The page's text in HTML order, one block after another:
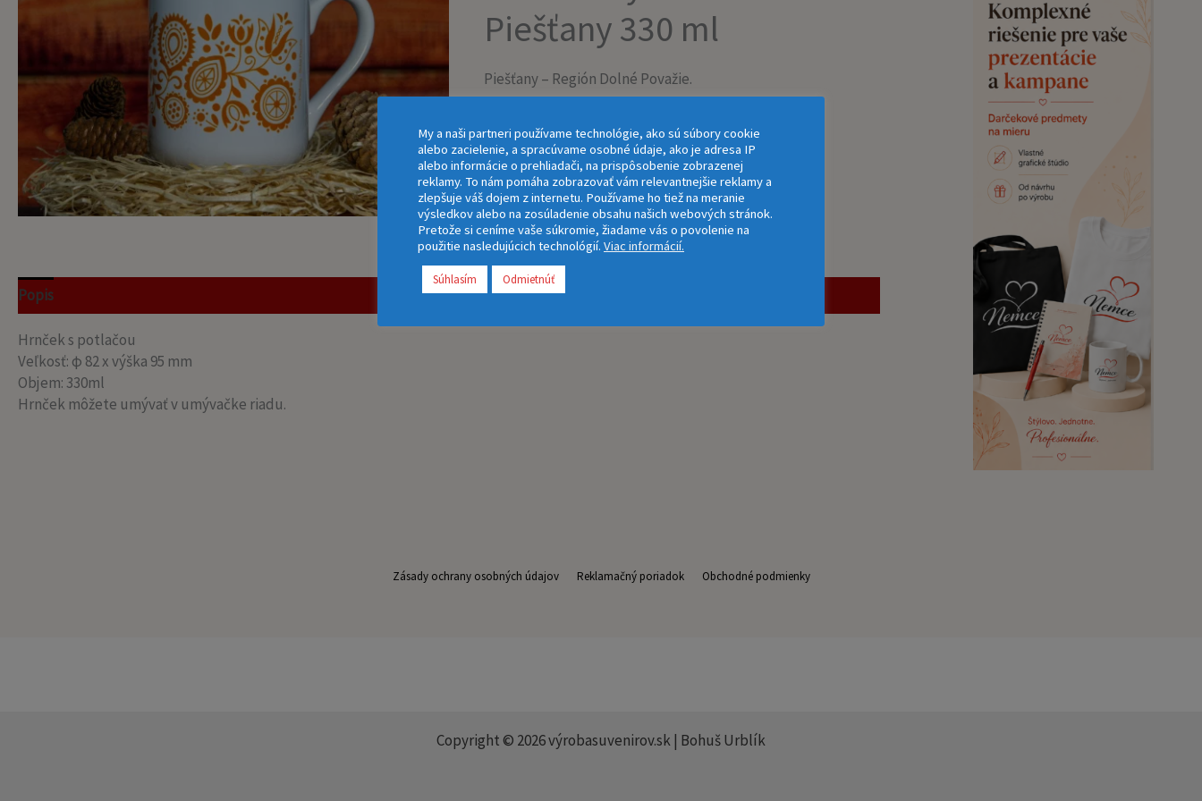
Piešťany 330 ml
Piešťany – Región Dolné Považie.
-
330
ml
+ Pridať do košíka
Popis
Hrnček s potlačou
Veľkosť: φ 82 x výška 95 mm
Objem: 330ml
Hrnček môžete umývať v umývačke riadu.
Zásady ochrany osobných údajov Reklamačný poriadok Obchodné podmienky
Copyright © 2026 výrobasuvenirov.sk | Bohuš Urblík
My a naši partneri používame technológie, ako sú súbory cookie
alebo zacielenie, a spracúvame osobné údaje, ako je adresa IP
alebo informácie o prehliadači, na prispôsobenie zobrazenej
reklamy. To nám pomáha zobrazovať vám relevantnejšie reklamy a
zlepšuje váš dojem z internetu. Používame ho tiež na meranie
výsledkov alebo na zosúladenie obsahu našich webových stránok.
Pretože si ceníme vaše súkromie, žiadame vás o povolenie na
použitie nasledujúcich technológií. Viac informácií.
Súhlasím Odmietnúť